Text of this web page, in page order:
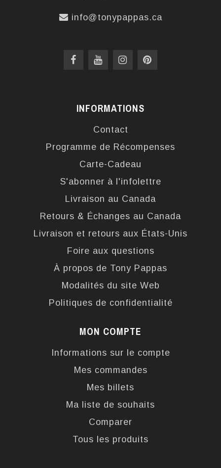
info@tonypappas.ca
INFORMATIONS
Contact
Programme de Récompenses
Carte-Cadeau
S'abonner à l'infolettre
Livraison au Canada
Retours & Échanges au Canada
Livraison et retours aux États-Unis
Foire aux questions
À propos de Tony Pappas
Modalités du site Web
Politiques de confidentialité
MON COMPTE
Informations sur le compte
Mes commandes
Mes billets
Ma liste de souhaits
Comparer
Tous les produits